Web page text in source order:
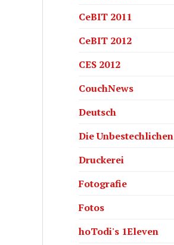
CeBIT 2011
CeBIT 2012
CES 2012
CouchNews
Deutsch
Die Unbestechlichen
Druckerei
Fotografie
Fotos
hoTodi's 1Eleven